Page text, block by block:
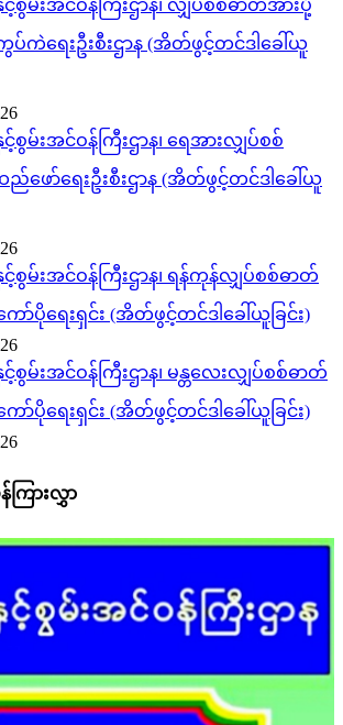
စွမ်းအင်ဝန်ကြီးဌာန၊ လျှပ်စစ်ဓာတ်အားပို့
ကဲရေးဦးစီးဌာန (အိတ်ဖွင့်တင်ဒါခေါ်ယူ
စွမ်းအင်ဝန်ကြီးဌာန၊ ရေအားလျှပ်စစ်
ော်ရေးဦးစီးဌာန (အိတ်ဖွင့်တင်ဒါခေါ်ယူ
စွမ်းအင်ဝန်ကြီးဌာန၊ ရန်ကုန်လျှပ်စစ်ဓာတ်
ော်ပိုရေးရှင်း (အိတ်ဖွင့်တင်ဒါခေါ်ယူခြင်း)
စွမ်းအင်ဝန်ကြီးဌာန၊ မန္တလေးလျှပ်စစ်ဓာတ်
ော်ပိုရေးရှင်း (အိတ်ဖွင့်တင်ဒါခေါ်ယူခြင်း)
ကြားလွှာ